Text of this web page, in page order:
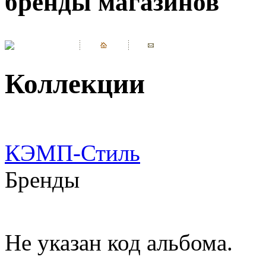
Коллекции
КЭМП-Стиль
Бренды
Не указан код альбома.